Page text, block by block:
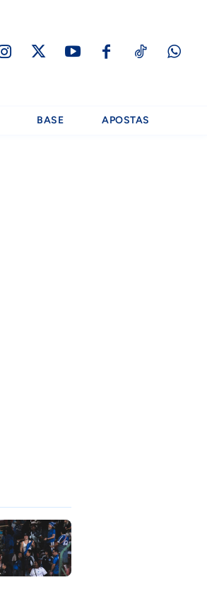
BASE APOSTAS